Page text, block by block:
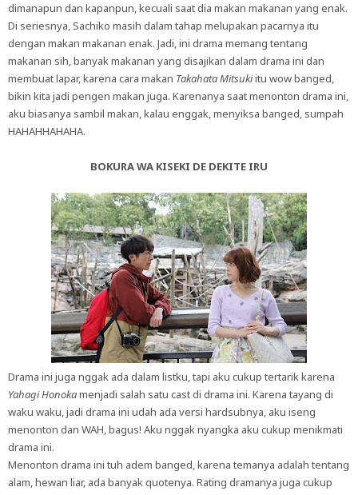
dimanapun dan kapanpun, kecuali saat dia makan makanan yang enak.
Di seriesnya, Sachiko masih dalam tahap melupakan pacarnya itu
dengan makan makanan enak. Jadi, ini drama memang tentang
makanan sih, banyak makanan yang disajikan dalam drama ini dan
membuat lapar, karena cara makan Takahata Mitsukiitu wow banged,
bikin kita jadi pengen makan juga. Karenanya saat menonton drama ini,
aku biasanya sambil makan, kalau enggak, menyiksa banged, sumpah
HAHAHHAHAHA.
BOKURA WA KISEKI DE DEKITE IRU
Drama ini juga nggak ada dalam listku, tapi aku cukup tertarik karena
Yahagi Honokamenjadi salah satu cast di drama ini. Karena tayang di
waku waku, jadi drama ini udah ada versi hardsubnya, aku iseng
menonton dan WAH, bagus! Aku nggak nyangka aku cukup menikmati
drama ini.
Menonton drama ini tuh adem banged, karena temanya adalah tentang
alam, hewan liar, ada banyak quotenya. Rating dramanya juga cukup